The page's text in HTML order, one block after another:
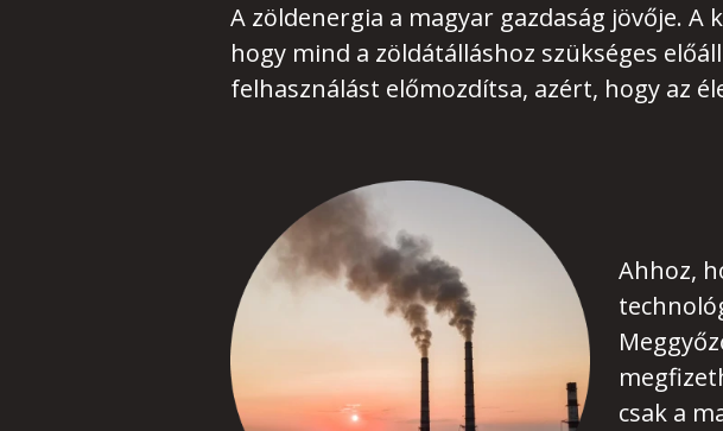
A zöldenergia a magyar gazdaság jövője. A
hogy mind a zöldátálláshoz szükséges
felhasználást előmozdítsa, azért, hogy az
Ahhoz,
csak a